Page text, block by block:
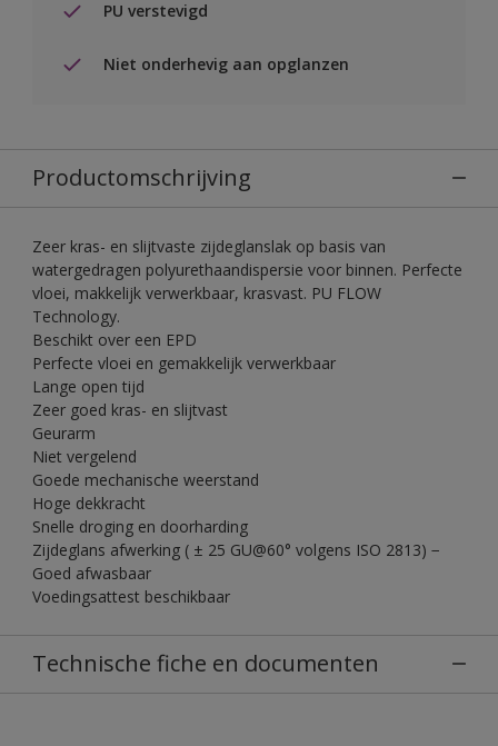
PU verstevigd
Niet onderhevig aan opglanzen
Productomschrijving
Zeer kras- en slijtvaste zijdeglanslak op basis van
watergedragen polyurethaandispersie voor binnen. Perfecte
vloei, makkelijk verwerkbaar, krasvast. PU FLOW
Technology.
Beschikt over een EPD
Perfecte vloei en gemakkelijk verwerkbaar
Lange open tijd
Zeer goed kras- en slijtvast
Geurarm
Niet vergelend
Goede mechanische weerstand
Hoge dekkracht
Snelle droging en doorharding
Zijdeglans afwerking ( ± 25 GU@60° volgens ISO 2813) −
Goed afwasbaar
Voedingsattest beschikbaar
Technische fiche en documenten